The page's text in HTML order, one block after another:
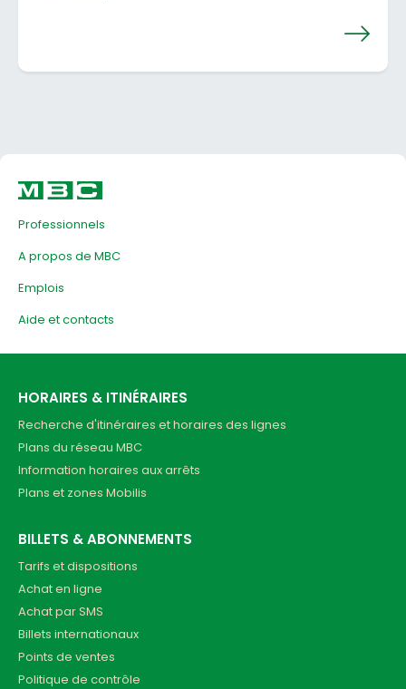
Professionnels
A propos de MBC
Emplois
Aide et contacts
HORAIRES & ITINÉRAIRES
Recherche d'itinéraires et horaires des lignes
Plans du réseau MBC
Information horaires aux arrêts
Plans et zones Mobilis
BILLETS & ABONNEMENTS
Tarifs et dispositions
Achat en ligne
Achat par SMS
Billets internationaux
Points de ventes
Politique de contrôle